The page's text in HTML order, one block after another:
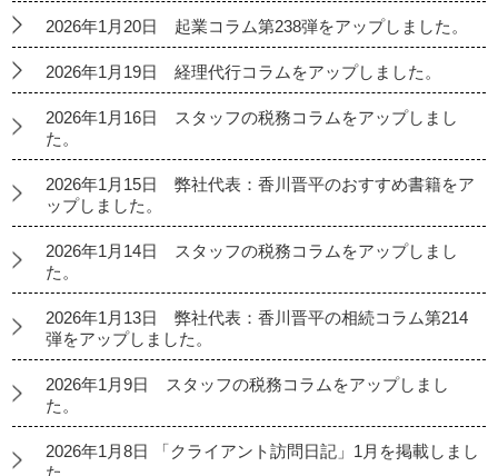
2026年1月20日 起業コラム第238弾をアップしました。
2026年1月19日 経理代行コラムをアップしました。
2026年1月16日 スタッフの税務コラムをアップしまし
た。
2026年1月15日 弊社代表：香川晋平のおすすめ書籍をア
ップしました。
2026年1月14日 スタッフの税務コラムをアップしまし
た。
2026年1月13日 弊社代表：香川晋平の相続コラム第214
弾をアップしました。
2026年1月9日 スタッフの税務コラムをアップしまし
た。
2026年1月8日 「クライアント訪問日記」1月を掲載しまし
た。